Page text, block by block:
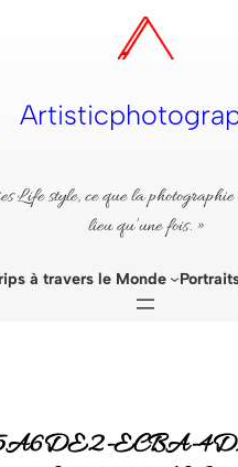
Life style, ce que la
lieu qu’une fois. »
à travers le Monde
ECBA-